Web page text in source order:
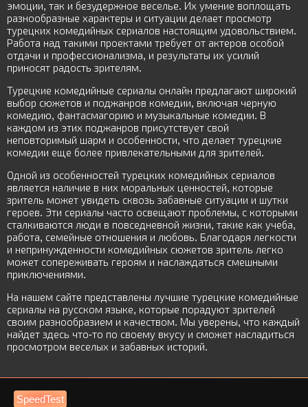
эмоции, так и безудержное веселье. Их умение воплощать
разнообразные характеры и ситуации делает просмотр
турецких комедийных сериалов настоящим удовольствием.
Работа над такими проектами требует от актеров особой
отдачи и профессионализма, и результаты их усилий
приносят радость зрителям.
Турецкие комедийные сериалы онлайн предлагают широкий
выбор сюжетов и поджанров комедии, включая черную
комедию, фантасмагорию и музыкальные комедии. В
каждом из этих поджанров присутствует свой
неповторимый шарм и особенности, что делает турецкие
комедии еще более привлекательными для зрителей.
Одной из особенностей турецких комедийных сериалов
является наличие в них моральных ценностей, которые
зритель может увидеть сквозь забавные ситуации и шутки
героев. Эти сериалы часто освещают проблемы, с которыми
сталкиваются люди в повседневной жизни, такие как учеба,
работа, семейные отношения и любовь. Благодаря легкости
и непринужденности комедийных сюжетов зритель легко
может сопереживать героям и наслаждаться смешными
приключениями.
На нашем сайте представлены лучшие турецкие комедийные
сериалы на русском языке, которые порадуют зрителей
своим разнообразием и качеством. Мы уверены, что каждый
найдет здесь что-то по своему вкусу и сможет насладиться
просмотром веселых и забавных историй.
SpeedTest